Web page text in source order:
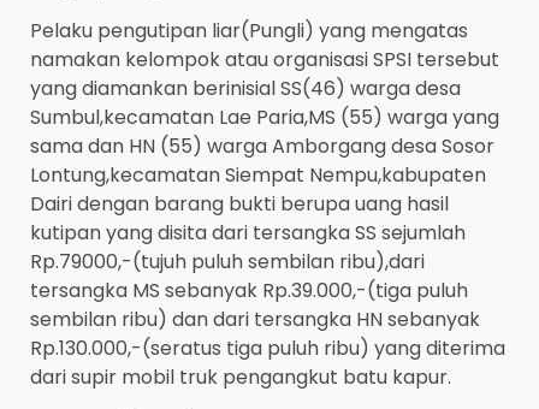
Pelaku pengutipan liar(Pungli) yang mengatas
namakan kelompok atau organisasi SPSI tersebut
yang diamankan berinisial SS(46) warga desa
Sumbul,kecamatan Lae Paria,MS (55) warga yang
sama dan HN (55) warga Amborgang desa Sosor
Lontung,kecamatan Siempat Nempu,kabupaten
Dairi dengan barang bukti berupa uang hasil
kutipan yang disita dari tersangka SS sejumlah
Rp.79000,-(tujuh puluh sembilan ribu),dari
tersangka MS sebanyak Rp.39.000,-(tiga puluh
sembilan ribu) dan dari tersangka HN sebanyak
Rp.130.000,-(seratus tiga puluh ribu) yang diterima
dari supir mobil truk pengangkut batu kapur.